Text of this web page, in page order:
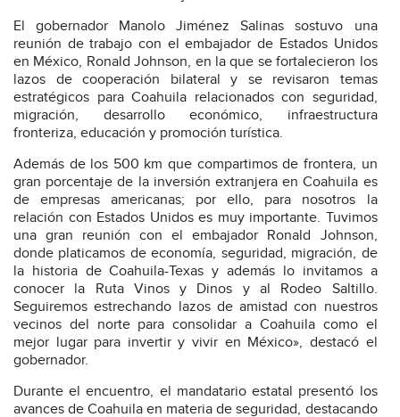
El gobernador Manolo Jiménez Salinas sostuvo una
reunión de trabajo con el embajador de Estados Unidos
en México, Ronald Johnson, en la que se fortalecieron los
lazos de cooperación bilateral y se revisaron temas
estratégicos para Coahuila relacionados con seguridad,
migración, desarrollo económico, infraestructura
fronteriza, educación y promoción turística.
Además de los 500 km que compartimos de frontera, un
gran porcentaje de la inversión extranjera en Coahuila es
de empresas americanas; por ello, para nosotros la
relación con Estados Unidos es muy importante. Tuvimos
una gran reunión con el embajador Ronald Johnson,
donde platicamos de economía, seguridad, migración, de
la historia de Coahuila-Texas y además lo invitamos a
conocer la Ruta Vinos y Dinos y al Rodeo Saltillo.
Seguiremos estrechando lazos de amistad con nuestros
vecinos del norte para consolidar a Coahuila como el
mejor lugar para invertir y vivir en México», destacó el
gobernador.
Durante el encuentro, el mandatario estatal presentó los
avances de Coahuila en materia de seguridad, destacando